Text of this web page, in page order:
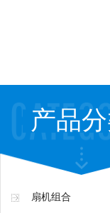
产品
扇机组合